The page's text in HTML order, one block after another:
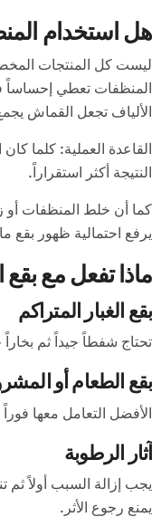
هل استخدام
ليست كل المنتجات
المنظفات تعطي إحساساً
الألياف تجعل القماش
القاعدة العملية: كلما
النتيجة أكثر استقراراً.
كما أن خلط المنظفات أو
يرفع احتمالية ظهور بقع
ماذا تفعل مع بقع
بقع الغبار المتراكم
تحتاج شفطاً جيداً ثم
بقع الطعام أو
الأفضل التعامل معها
آثار الرطوبة
يجب إزالة السبب أولاً
يمنع رجوع الأثر.